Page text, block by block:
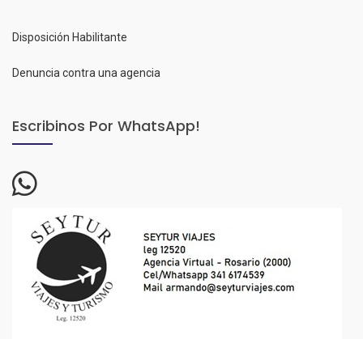
Disposición Habilitante
Denuncia contra una agencia
Escribinos Por WhatsApp!